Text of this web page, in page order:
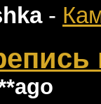
-